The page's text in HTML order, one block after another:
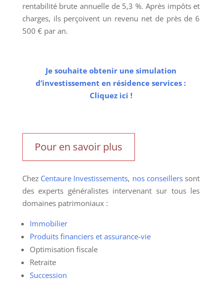
rentabilité brute annuelle de 5,3 %. Après impôts et
charges, ils perçoivent un revenu net de près de 6
500 € par an.
Je souhaite obtenir une simulation
d’investissement en résidence services :
Cliquez ici !
Pour en savoir plus
Chez Centaure Investissements, nos conseillerssont
des experts généralistes intervenant sur tous les
domaines patrimoniaux :
Immobilier
Produits financiers et assurance-vie
Optimisation fiscale
Retraite
Succession